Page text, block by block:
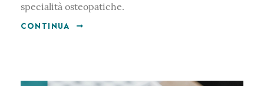
specialità osteopatiche.
CONTINUA